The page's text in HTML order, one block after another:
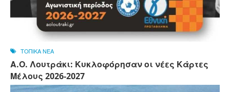
ΤΟΠΙΚΑ ΝΕΑ
Α.Ο. Λουτράκι: Κυκλοφόρησαν οι νέες Κάρτες
Μέλους 2026-2027